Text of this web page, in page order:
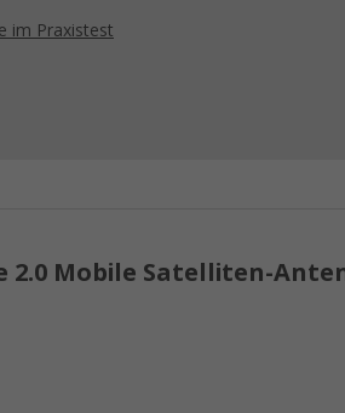
im Praxistest
2.0 Mobile Satelliten-